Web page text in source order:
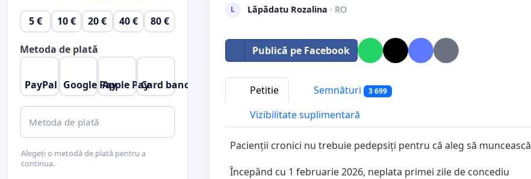
L Lăpădatu Rozalina · RO
Publică pe Facebook
Petitie Semnături 3 699
Vizibilitate suplimentară
Pacienții cronici nu trebuie pedepsiți pentru că aleg să muncească
Începând cu 1 februarie 2026, neplata primei zile de concediu
5 € 10 € 20 € 40 € 80 €
Metoda de plată
PayPal Google PayApple PayCard bancar
Metoda de plată
Alegeți o metodă de plată pentru a
continua.